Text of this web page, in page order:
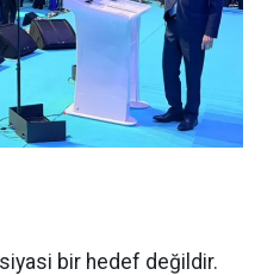
bir hedef değildir.